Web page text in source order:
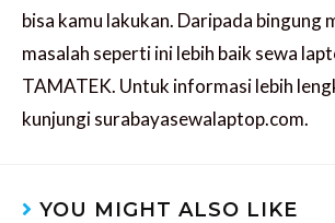
bisa kamu lakukan. Daripada bingung
masalah seperti ini lebih baik sewa
TAMATEK. Untuk informasi lebih
kunjungi surabayasewalaptop.com.
YOU MIGHT ALSO LIKE